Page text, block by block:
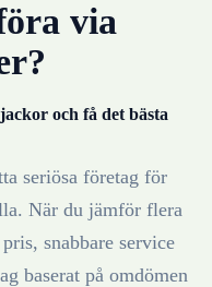
via
jackoroch få det bästa
seriösa företag för
. När du jämför flera
snabbare service
baserat på omdömen